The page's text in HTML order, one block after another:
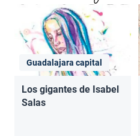
Guadalajara capital
Los gigantes de Isabel
Salas